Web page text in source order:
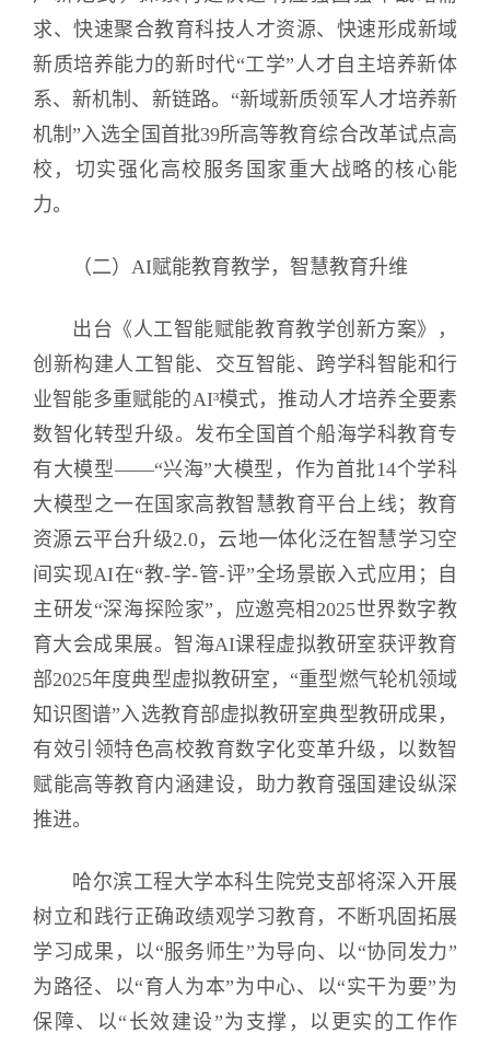
求、快速聚合教育科技人才资源、快速形成新域
新质培养能力的新时代“工学”人才自主培养新体
系、新机制、新链路。“新域新质领军人才培养新
机制”入选全国首批39所高等教育综合改革试点高
校，切实强化高校服务国家重大战略的核心能
力。
（二）AI赋能教育教学，智慧教育升维
出台《人工智能赋能教育教学创新方案》，
创新构建人工智能、交互智能、跨学科智能和行
业智能多重赋能的AI³模式，推动人才培养全要素
数智化转型升级。发布全国首个船海学科教育专
有大模型——“兴海”大模型，作为首批14个学科
大模型之一在国家高教智慧教育平台上线；教育
资源云平台升级2.0，云地一体化泛在智慧学习空
间实现AI在“教-学-管-评”全场景嵌入式应用；自
主研发“深海探险家”，应邀亮相2025世界数字教
育大会成果展。智海AI课程虚拟教研室获评教育
部2025年度典型虚拟教研室，“重型燃气轮机领域
知识图谱”入选教育部虚拟教研室典型教研成果，
有效引领特色高校教育数字化变革升级，以数智
赋能高等教育内涵建设，助力教育强国建设纵深
推进。
哈尔滨工程大学本科生院党支部将深入开展
树立和践行正确政绩观学习教育，不断巩固拓展
学习成果，以“服务师生”为导向、以“协同发力”
为路径、以“育人为本”为中心、以“实干为要”为
保障、以“长效建设”为支撑，以更实的工作作